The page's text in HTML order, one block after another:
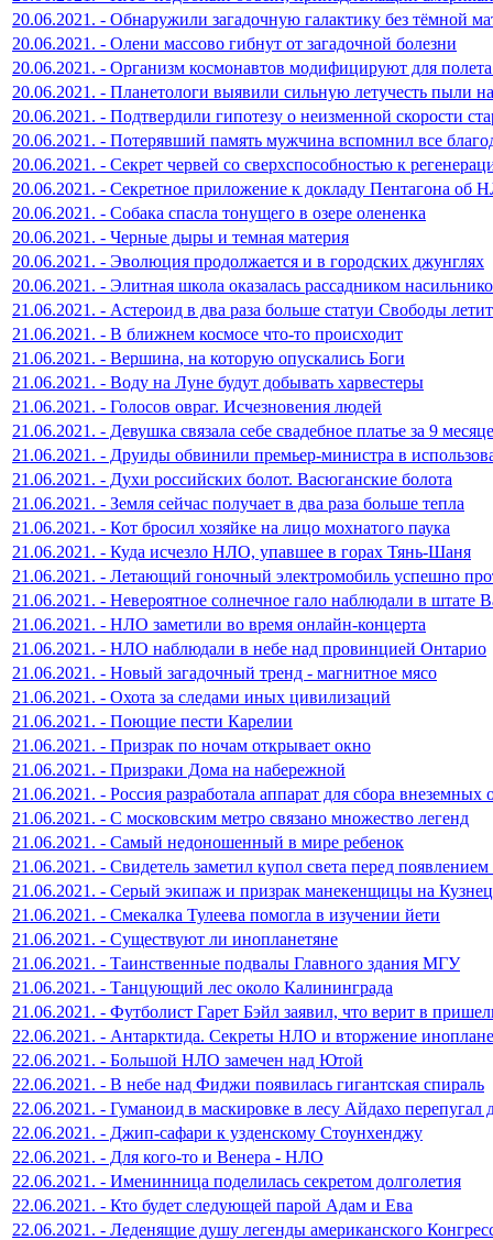
20.06.2021. - Обнаружили загадочную галактику без тёмной
20.06.2021. - Олени массово гибнут от загадочной болезни
20.06.2021. - Организм космонавтов модифицируют для
20.06.2021. - Планетологи выявили сильную летучесть пыли
20.06.2021. - Подтвердили гипотезу о неизменной скорости
20.06.2021. - Потерявший память мужчина вспомнил все
20.06.2021. - Секрет червей со сверхспособностью к
20.06.2021. - Секретное приложение к докладу Пентагона об
20.06.2021. - Собака спасла тонущего в озере олененка
20.06.2021. - Черные дыры и темная материя
20.06.2021. - Эволюция продолжается и в городских джунглях
20.06.2021. - Элитная школа оказалась рассадником
21.06.2021. - Астероид в два раза больше статуи Свободы
21.06.2021. - В ближнем космосе что-то происходит
21.06.2021. - Вершина, на которую опускались Боги
21.06.2021. - Воду на Луне будут добывать харвестеры
21.06.2021. - Голосов овраг. Исчезновения людей
21.06.2021. - Девушка связала себе свадебное платье за 9
21.06.2021. - Друиды обвинили премьер-министра в
21.06.2021. - Духи российских болот. Васюганские болота
21.06.2021. - Земля сейчас получает в два раза больше тепла
21.06.2021. - Кот бросил хозяйке на лицо мохнатого паука
21.06.2021. - Куда исчезло НЛО, упавшее в горах Тянь-Шаня
21.06.2021. - Летающий гоночный электромобиль успешно
21.06.2021. - Невероятное солнечное гало наблюдали в штате
21.06.2021. - НЛО заметили во время онлайн-концерта
21.06.2021. - НЛО наблюдали в небе над провинцией Онтарио
21.06.2021. - Новый загадочный тренд - магнитное мясо
21.06.2021. - Охота за следами иных цивилизаций
21.06.2021. - Поющие пести Карелии
21.06.2021. - Призрак по ночам открывает окно
21.06.2021. - Призраки Дома на набережной
21.06.2021. - Россия разработала аппарат для сбора внеземных
21.06.2021. - С московским метро связано множество легенд
21.06.2021. - Самый недоношенный в мире ребенок
21.06.2021. - Свидетель заметил купол света перед
21.06.2021. - Серый экипаж и призрак манекенщицы на
21.06.2021. - Смекалка Тулеева помогла в изучении йети
21.06.2021. - Существуют ли инопланетяне
21.06.2021. - Таинственные подвалы Главного здания МГУ
21.06.2021. - Танцующий лес около Калининграда
21.06.2021. - Футболист Гарет Бэйл заявил, что верит в
22.06.2021. - Антарктида. Секреты НЛО и вторжение
22.06.2021. - Большой НЛО замечен над Ютой
22.06.2021. - В небе над Фиджи появилась гигантская спираль
22.06.2021. - Гуманоид в маскировке в лесу Айдахо перепугал
22.06.2021. - Джип-сафари к узденскому Стоунхенджу
22.06.2021. - Для кого-то и Венера - НЛО
22.06.2021. - Именинница поделилась секретом долголетия
22.06.2021. - Кто будет следующей парой Адам и Ева
22.06.2021. - Леденящие душу легенды американского